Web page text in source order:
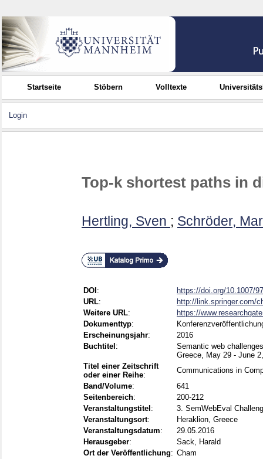
Startseite Stöbern Volltexte
Login
Top-k shortest paths in
Hertling, Sven ; Schröder,
DOI :
https://doi.org/10.1007/
URL:
http://link.springer.com/
Weitere URL:
https://
Dokumenttyp:
Erscheinungsjahr:
2016
Buchtitel :
Semantic web
Greece, May 29 - June
Titel einer Zeitschrift
oder einer Reihe:
Communications in
Band/Volume:
641
Seitenbereich:
200-212
Veranstaltungstitel :
3. SemWebEval
Veranstaltungsort:
Heraklion, Greece
Veranstaltungsdatum:
29.05.2016
Herausgeber:
Sack, Harald
Ort der Veröffentlichung: Cham